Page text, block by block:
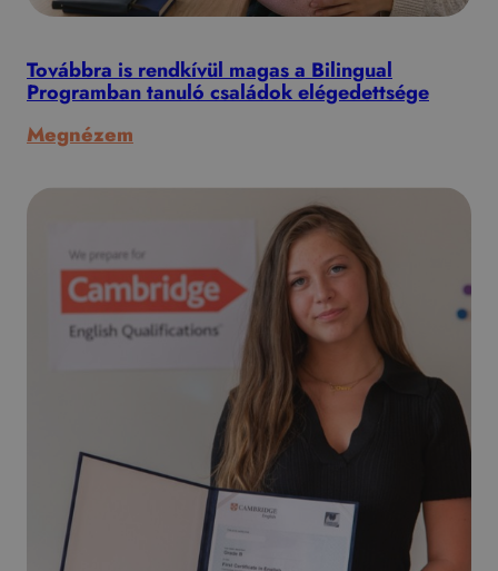
a
gondolkodás
fejlesztését!
Továbbra is rendkívül magas a Bilingual
Programban tanuló családok elégedettsége
Megnézem
is
magas
a
Bilingual
Programban
elégedettsége